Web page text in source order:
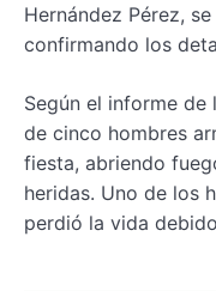
Hernández Pérez,
confirmando los
Según el informe de
de cinco hombres
fiesta, abriendo
heridas. Uno de los
perdió la vida